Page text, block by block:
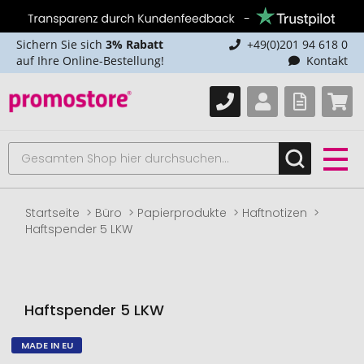
Sichern Sie sich 3% Rabatt
auf Ihre Online-Bestellung!
+49(0)201 94 618 0
Kontakt
Startseite Büro Papierprodukte
Haftnotizen
Haftspender 5 LKW
Haftspender 5 LKW
Zum
MADE IN EU